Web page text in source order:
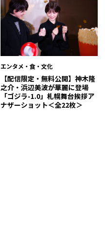
エンタメ・食・文化
【配信限定・無料公開】神木隆
之介・浜辺美波が華麗に登場
「ゴジラ-1.0」札幌舞台挨拶ア
ナザーショット＜全22枚＞